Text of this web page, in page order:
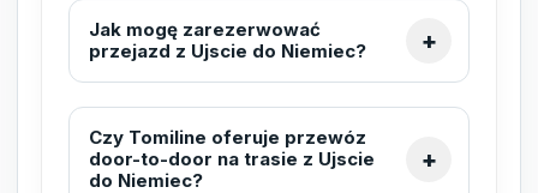
Jak mogę zarezerwować
przejazd z Ujscie do Niemiec?
Czy Tomiline oferuje przewóz
door-to-door na trasie z Ujscie
do Niemiec?